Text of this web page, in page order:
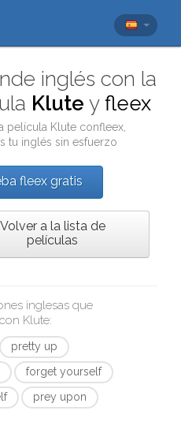
inglés con la
Klute yfleex
película Klute confleex
tu inglés sin esfuerzo
fleex gratis
Volver a la lista de
películas
inglesas que
Klute:
pretty up
forget yourself
prey upon